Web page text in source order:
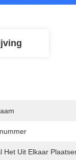
Het Uit Elkaar